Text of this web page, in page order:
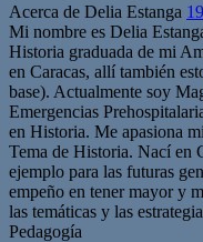
Acerca de Delia Estanga
Mi nombre es Delia
Historia graduada de mi
en Caracas, allí también
base). Actualmente soy
Emergencias
en Historia. Me apasiona
Tema de Historia. Nací en
ejemplo para las futuras
empeño en tener mayor y
las temáticas y las
Pedagogía